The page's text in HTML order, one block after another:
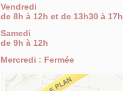
Vendredi
de 8h à 12h et de 13h30 à 17h
Samedi
de 9h à 12h
Mercredi : Fermée